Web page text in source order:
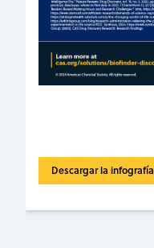
Descargar la infografía